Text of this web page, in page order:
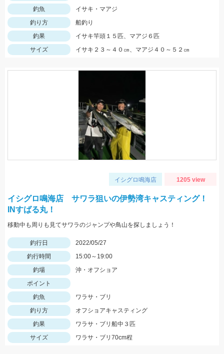
釣魚
イサキ・マアジ
釣り方
船釣り
釣果
イサキ竿頭１５匹、マアジ６匹
サイズ
イサキ２３～４０㎝、マアジ４０～５２㎝
イシグロ鳴海店 1205 view
イシグロ鳴海店 サワラ狙いの伊勢湾キャスティング！
INすばる丸！
移動中も周りも見てサワラのジャンプや鳥山を探しましょう！
釣行日
2022/05/27
釣行時間
15:00～19:00
釣場
沖・オフショア
ポイント
釣魚
ワラサ・ブリ
釣り方
オフショアキャスティング
釣果
ワラサ・ブリ船中３匹
サイズ
ワラサ・ブリ70cm程